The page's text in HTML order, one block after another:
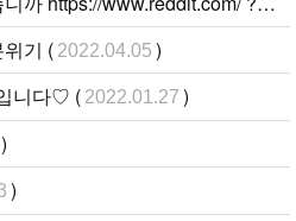
기 ( 2022.04.05 )
니다♡ ( 2022.01.27 )
)
)